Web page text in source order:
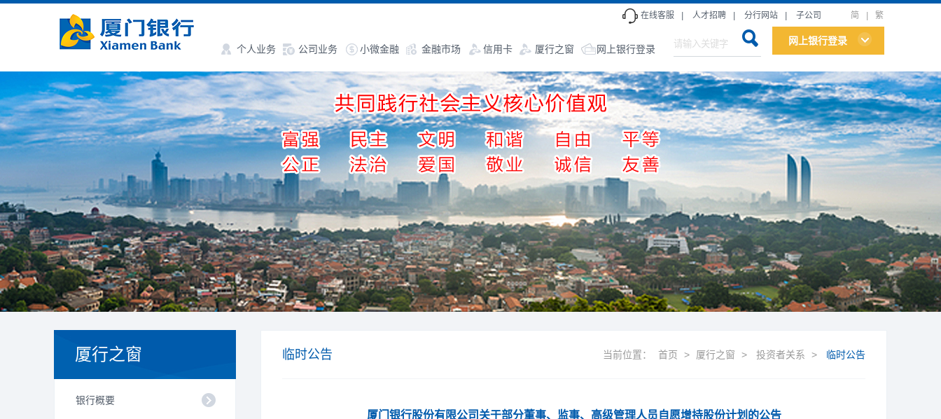
个人业务 公司业务 小微金融 金融市场 信用卡 厦行之窗 网上银行登录
网上银行登录
在线客服 人才招聘 分行网站 子公司 简 繁
厦行之窗
银行概要
临时公告 当前位置： 首页 > 厦行之窗 > 投资者关系 > 临时公告
厦门银行股份有限公司关于部分董事、监事、高级管理人员自愿增持股份计划的公告